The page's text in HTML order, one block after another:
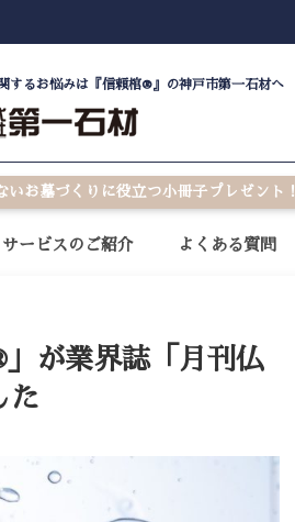
するお悩みは『信頼棺®』の神戸市第一石材へ
お墓づくりに役立つ小冊子プレゼント！
サービスのご紹介 よくある質問
が業界誌「月刊仏
た